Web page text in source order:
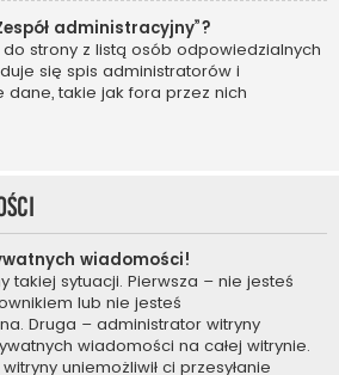
administracyjny”?
strony z listą osób odpowiedzialnych
się spis administratorów i
takie jak fora przez nich
wiadomości!
takiej sytuacji. Pierwsza – nie jesteś
lub nie jesteś
Druga – administrator witryny
wiadomości na całej witrynie.
uniemożliwił ci przesyłanie